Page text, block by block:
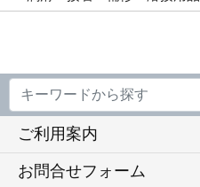
ご利用案内
お問合せフォーム